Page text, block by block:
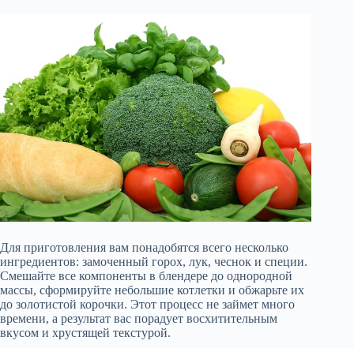
Для приготовления вам понадобятся всего несколько
ингредиентов: замоченный горох, лук, чеснок и специи.
Смешайте все компоненты в блендере до однородной
массы, сформируйте небольшие котлетки и обжарьте их
до золотистой корочки. Этот процесс не займет много
времени, а результат вас порадует восхитительным
вкусом и хрустящей текстурой.